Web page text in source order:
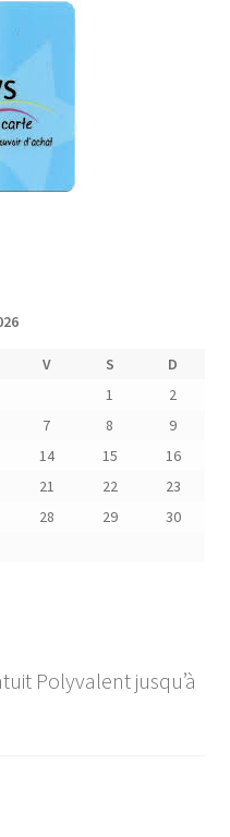
V S
D
1
2
7 8
9
14 15
16
21 22
23
28 29
30
Polyvalent jusqu’à